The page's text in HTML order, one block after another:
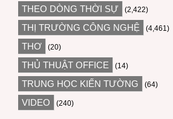
THEO DÒNG THỜI SỰ (2,422)
THỊ TRƯỜNG CÔNG NGHỆ (4,461)
THƠ (20)
THỦ THUẬT OFFICE (14)
TRUNG HỌC KIẾN TƯỜNG (64)
VIDEO (240)